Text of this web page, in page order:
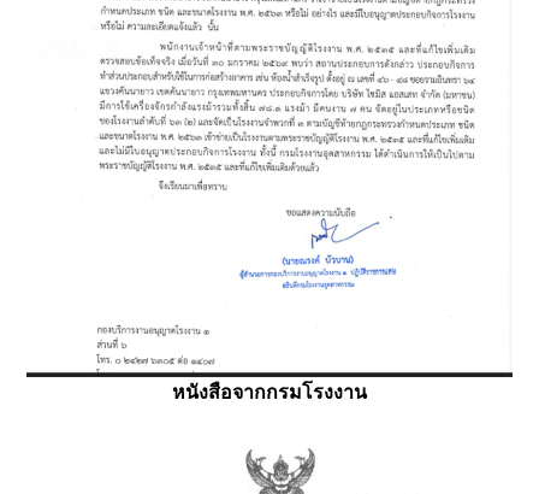
หนังสือจากกรมโรงงาน